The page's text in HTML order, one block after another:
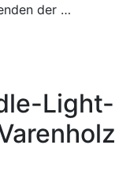
der …
Osterlauf“
Light-